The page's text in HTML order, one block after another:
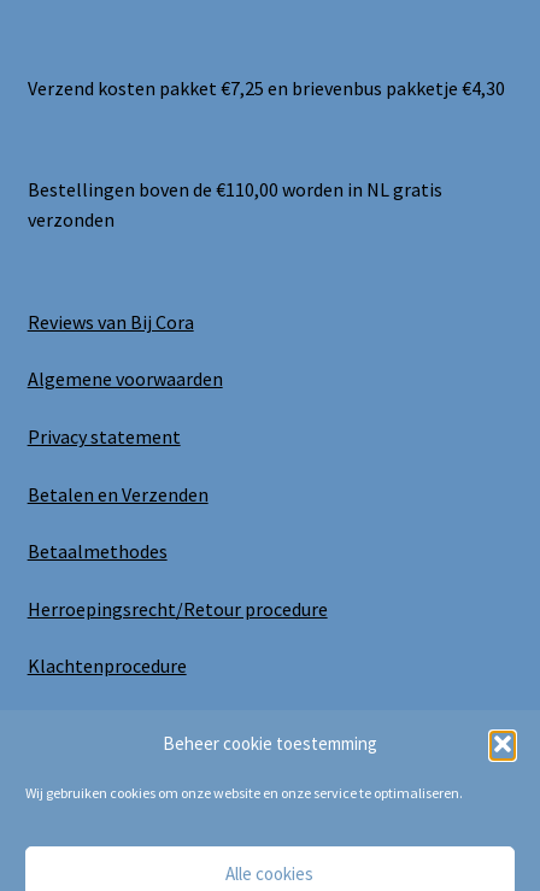
Beheer cookie toestemming
Wij gebruiken cookies om onze website en onze service te optimaliseren.
Alle cookies
Verzend kosten pakket €7,25 en brievenbus pakketje €4,30
Bestellingen boven de €110,00 worden in NL gratis
verzonden
Reviews van Bij Cora
Algemene voorwaarden
Privacy statement
Betalen en Verzenden
Betaalmethodes
Herroepingsrecht/Retour procedure
Klachtenprocedure